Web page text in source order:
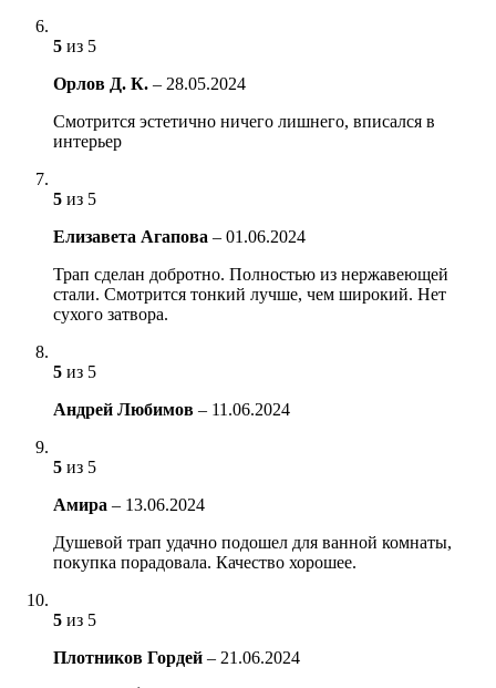
5 из 5
Орлов Д. К. – 28.05.2024
Смотрится эстетично ничего лишнего, вписался в
интерьер
5 из 5
Елизавета Агапова – 01.06.2024
Трап сделан добротно. Полностью из нержавеющей
стали. Смотрится тонкий лучше, чем широкий. Нет
сухого затвора.
5 из 5
Андрей Любимов – 11.06.2024
5 из 5
Амира – 13.06.2024
Душевой трап удачно подошел для ванной комнаты,
покупка порадовала. Качество хорошее.
5 из 5
Плотников Гордей – 21.06.2024